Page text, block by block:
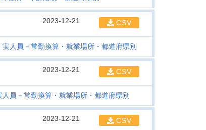
2023-12-21 CSV
人員－常勤換算・就業場所・都道府県別
2023-12-21 CSV
員－常勤換算・就業場所・都道府県別
2023-12-21 CSV